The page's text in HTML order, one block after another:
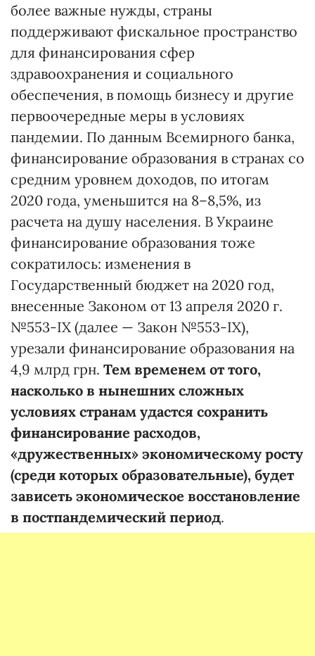
более важные нужды, страны
поддерживают фискальное пространство
для финансирования сфер
здравоохранения и социального
обеспечения, в помощь бизнесу и другие
первоочередные меры в условиях
пандемии. По данным Всемирного банка,
финансирование образования в странах со
средним уровнем доходов, по итогам
2020 года, уменьшится на 8–8,5%, из
расчета на душу населения. В Украине
финансирование образования тоже
сократилось: изменения в
Государственный бюджет на 2020 год,
внесенные Законом от 13 апреля 2020 г.
№553-IX (далее — Закон №553-IX),
урезали финансирование образования на
4,9 млрд грн. Тем временем от того,
насколько в нынешних сложных
условиях странам удастся сохранить
финансирование расходов,
«дружественных» экономическому росту
(среди которых образовательные), будет
зависеть экономическое восстановление
в постпандемический период.